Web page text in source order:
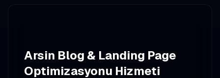
Arsin Blog & Landing Page
Optimizasyonu Hizmeti